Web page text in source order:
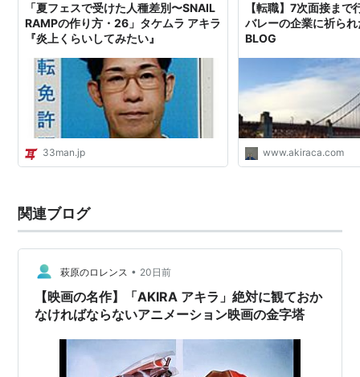
「夏フェスで受けた人種差別〜SNAIL
RAMPの作り方・26」タケムラ アキラ
『炎上くらいしてみたい』
33man.jp
【転職】7次面接まで
バレーの企業に祈ら
BLOG
www.akiraca.com
関連ブログ
萩原のロレンス • 20日前
【映画の名作】「AKIRA アキラ」絶対に観ておか
なければならないアニメーション映画の金字塔